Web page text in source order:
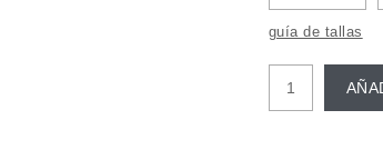
guía de tallas